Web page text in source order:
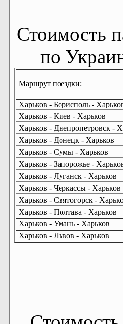
Стоимость
по
Маршрут поездки:
Харьков - Борисполь -
Харьков - Киев - Харьков
Харьков - Днепропетровск -
Харьков - Донецк - Харьков
Харьков - Сумы - Харьков
Харьков - Запорожье -
Харьков - Луганск - Харьков
Харьков - Черкассы - Харьков
Харьков - Святогорск -
Харьков - Полтава - Харьков
Харьков - Умань - Харьков
Харьков - Львов - Харьков